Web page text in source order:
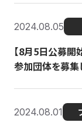
2024.08.05
【8月5日公募開
参加団体を募集
2024.08.01